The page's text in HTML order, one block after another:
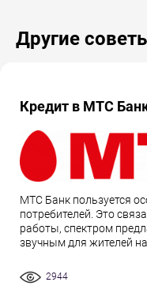
Другие
Кредит в МТС
МТС Банк пользуется
потребителей. Это
работы, спектром
звучным для жителей
2944